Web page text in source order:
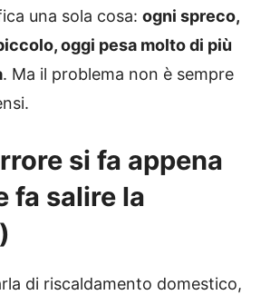
una sola cosa: ogni spreco,
oggi pesa molto di più
. Ma il problema non è sempre
si fa appena
fa salire la
di riscaldamento domestico,